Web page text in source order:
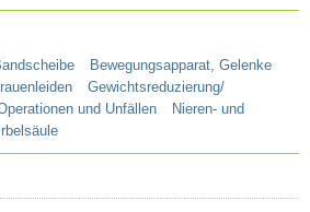
Bewegungsapparat, Gelenke
Gewichtsreduzierung/
und Unfällen
Nieren- und